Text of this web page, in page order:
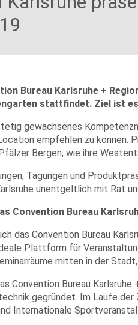
Bureau Karlsruhe +
stattfindet. Ziel ist
gewachsenes
empfehlen zu können.
Bergen, wie ihre
Tagungen und
unentgeltlich mit Rat
Convention Bureau
das Convention Bureau
Plattform für
mitten in der
Convention Bureau
gegründet. Im Laufe
Internationale